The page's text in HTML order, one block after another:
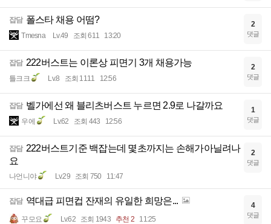
잡담 폴스타 채용 어떰?
Tmesna Lv.49 조회 611 13:20
2
댓글
잡담 222버스트는 이론상 피면기 3개 채용가능
틀크크 Lv.8 조회 1111 12:56
2
댓글
잡담 벨가에선 왜 블리츠버스트 누르면 2.9로 나갈까요
우에 Lv.62 조회 443 12:56
1
댓글
잡담 222버스트기준 백잡는데 몇초까지는 손해가아닐려나
요
나언니야 Lv.29 조회 750 11:47
2
댓글
잡담 역대급 피면컵 잔재의 유일한 희망은...
꾸모요 Lv.62 조회 1943 추천 2 11:25
4
댓글